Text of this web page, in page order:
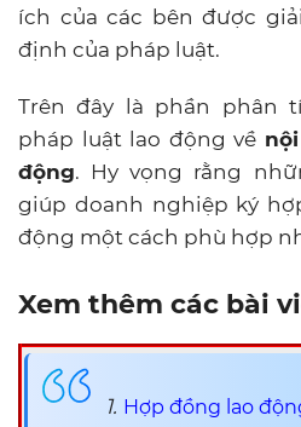
ích của các bên được
định của pháp luật.
Trên đây là phần phân
pháp luật lao động về
động. Hy vọng rằng
giúp doanh nghiệp ký
động một cách phù hợp
Xem thêm các bài
1. Hợp đồng lao